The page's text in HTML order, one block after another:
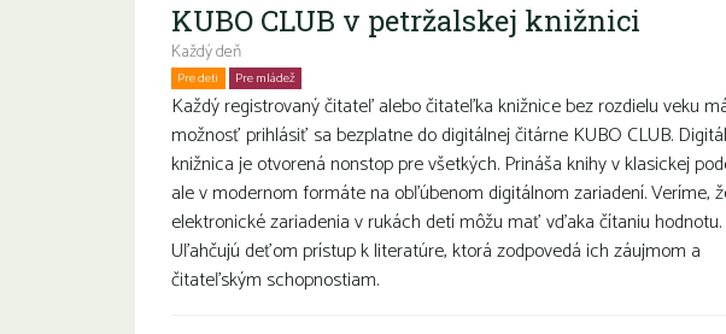
KUBO CLUB v petržalskej knižnici
Každý deň
Pre deti Pre mládež
Každý registrovaný čitateľ alebo čitateľka knižnice bez rozdielu veku
možnosť prihlásiť sa bezplatne do digitálnej čitárne KUBO CLUB.
knižnica je otvorená nonstop pre všetkých. Prináša knihy v klasickej
ale v modernom formáte na obľúbenom digitálnom zariadení. Veríme,
elektronické zariadenia v rukách detí môžu mať vďaka čítaniu hodnotu.
Uľahčujú deťom prístup k literatúre, ktorá zodpovedá ich záujmom a
čitateľským schopnostiam.